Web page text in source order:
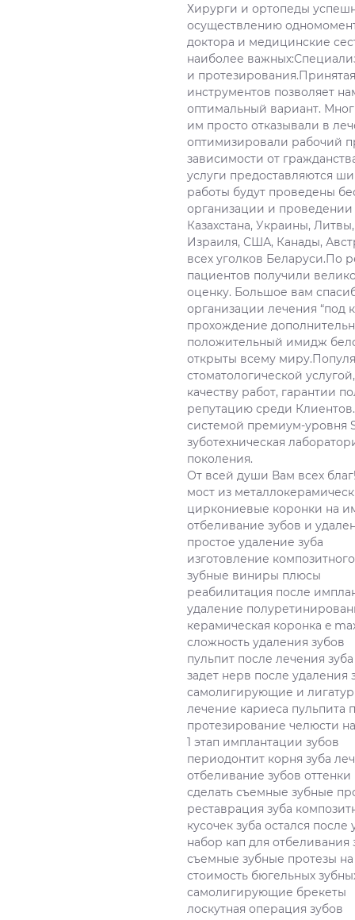
Хирурги и ортопеды
осуществлению
доктора и медицинские
наиболее
и
инструментов позволяет
оптимальный вариант.
им просто отказывали в
оптимизировали рабочий
зависимости от
услуги предоставляются
работы будут проведены
организации и
Казахстана, Украины,
Израиля, США, Канады,
всех уголков Беларуси.По
пациентов получили
оценку. Большое вам
организации лечения “под
прохождение
положительный имидж
открыты всему
стоматологической
качеству работ, гарантии
репутацию среди
системой премиум-уровня
зуботехническая
поколения.
От всей души Вам всех
мост из
циркониевые коронки на
отбеливание зубов и
простое удаление зуба
изготовление
зубные виниры плюсы
реабилитация после
удаление
керамическая коронка e
сложность удаления зубов
пульпит после лечения зуба
задет нерв после удаления
самолигирующие и
лечение кариеса пульпита
протезирование челюсти
1 этап имплантации зубов
периодонтит корня зуба
отбеливание зубов оттенки
сделать съемные зубные
реставрация зуба
кусочек зуба остался после
набор кап для отбеливания
съемные зубные протезы
стоимость бюгельных
самолигирующие брекеты
лоскутная операция зубов